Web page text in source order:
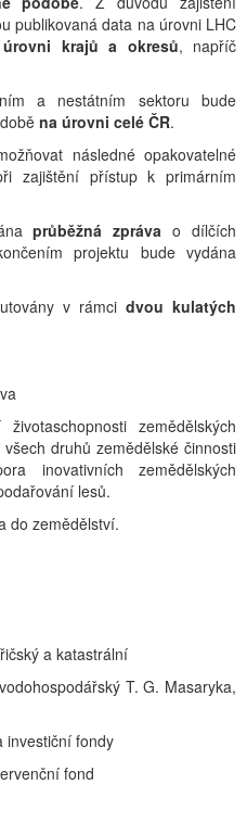
publikovaná data na úrovni LHC
krajů a okresů, napříč
a nestátním sektoru bude
na úrovni celé ČR.
následné opakovatelné
zajištění přístup k primárním
průběžná zpráva o dílčích
projektu bude vydána
v rámci dvou kulatých
zemědělských
druhů zemědělské činnosti
inovativních zemědělských
lesů.
do zemědělství.
a katastrální
T. G. Masaryka,
investiční fondy
fond